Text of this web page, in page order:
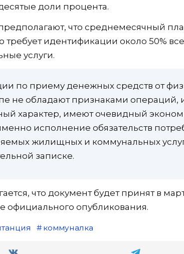
доли процента.
что среднемесячный
требует идентификации около 50%
услуги.
по приему денежных средств от
не обладают признаками операций,
характер, имеют очевидный
исполнение обязательств
жилищных и коммунальных
записке.
что документ будет принят в
официального опубликования.
коммуналка